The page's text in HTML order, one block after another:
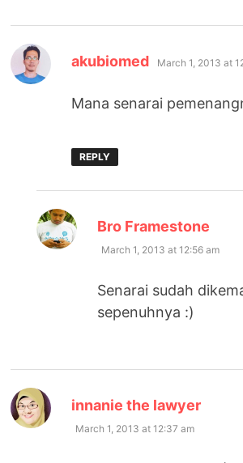
akubiomed says:
March 1, 2013 at
Mana senarai
REPLY
Bro Framestone
March 1, 2013 at 12:56 am
Senarai sudah
sepenuhnya :)
innanie the lawyer
March 1, 2013 at 12:37 am